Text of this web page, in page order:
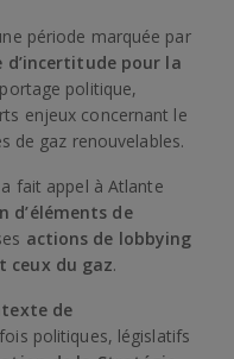
période marquée par
d’incertitude pour la
politique,
enjeux concernant le
de gaz renouvelables.
fait appel à Atlante
d’éléments de
actions de lobbying
ceux du gaz.
de
politiques, législatifs